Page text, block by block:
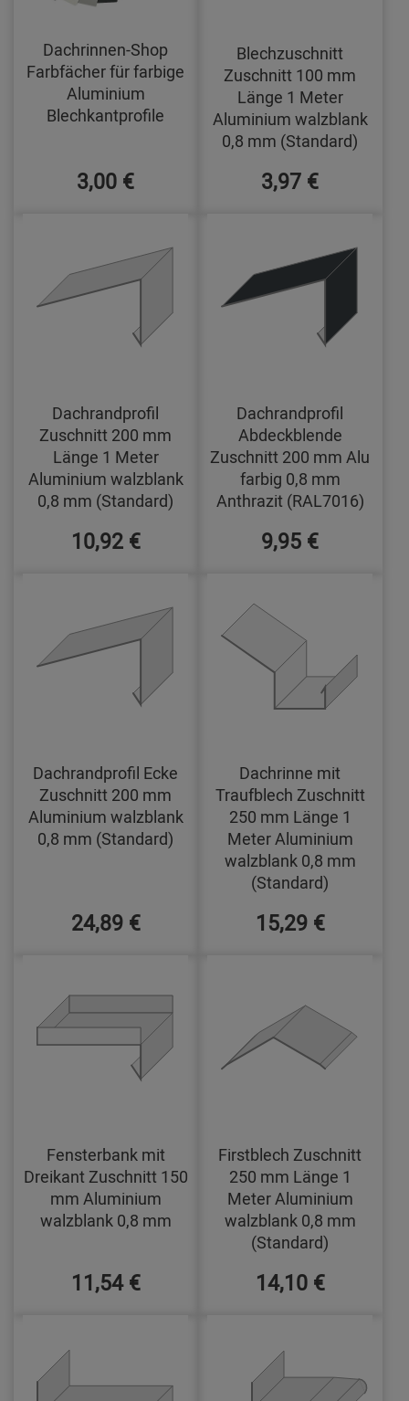
Dachrinnen-Shop
Farbfächer für farbige
Aluminium
Blechkantprofile
3,00 €
Blechzuschnitt
Zuschnitt 100 mm
Länge 1 Meter
Aluminium walzblank
0,8 mm (Standard)
3,97 €
Dachrandprofil
Zuschnitt 200 mm
Länge 1 Meter
Aluminium walzblank
0,8 mm (Standard)
10,92 €
Dachrandprofil
Abdeckblende
Zuschnitt 200 mm Alu
farbig 0,8 mm
Anthrazit (RAL7016)
9,95 €
Dachrandprofil Ecke
Zuschnitt 200 mm
Aluminium walzblank
0,8 mm (Standard)
24,89 €
Dachrinne mit
Traufblech Zuschnitt
250 mm Länge 1
Meter Aluminium
walzblank 0,8 mm
(Standard)
15,29 €
Fensterbank mit
Dreikant Zuschnitt 150
mm Aluminium
walzblank 0,8 mm
11,54 €
Firstblech Zuschnitt
250 mm Länge 1
Meter Aluminium
walzblank 0,8 mm
(Standard)
14,10 €